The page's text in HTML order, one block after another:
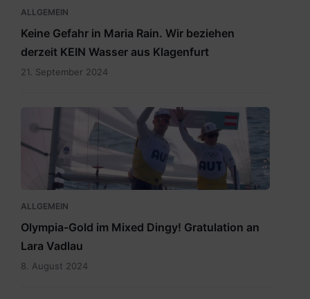
ALLGEMEIN
Keine Gefahr in Maria Rain. Wir beziehen
derzeit KEIN Wasser aus Klagenfurt
21. September 2024
Siegerpose.png
ALLGEMEIN
Olympia-Gold im Mixed Dingy! Gratulation an
Lara Vadlau
8. August 2024